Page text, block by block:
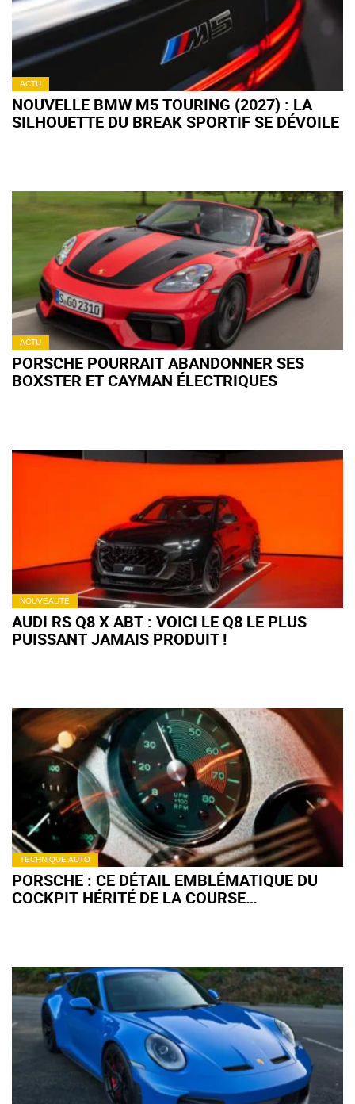
ACTU
NOUVELLE BMW M5 TOURING (2027) : LA
SILHOUETTE DU BREAK SPORTIF SE DÉVOILE
ACTU
PORSCHE POURRAIT ABANDONNER SES
BOXSTER ET CAYMAN ÉLECTRIQUES
NOUVEAUTÉ
AUDI RS Q8 X ABT : VOICI LE Q8 LE PLUS
PUISSANT JAMAIS PRODUIT !
TECHNIQUE AUTO
PORSCHE : CE DÉTAIL EMBLÉMATIQUE DU
COCKPIT HÉRITÉ DE LA COURSE